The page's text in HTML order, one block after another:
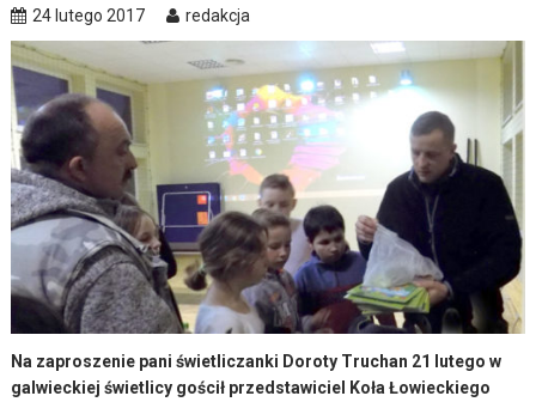
24 lutego 2017 redakcja
Na zaproszenie pani świetliczanki Doroty Truchan 21 lutego w
galwieckiej świetlicy gościł przedstawiciel Koła Łowieckiego